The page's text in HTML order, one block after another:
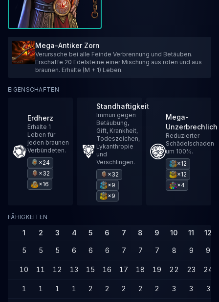
Mega-Antiker Zorn
Verursache bei alle Feinde Verbrennung und Betäuben.
Erschaffe 20 Edelsteine einer Mischung aus roten und aus
braunen. Erhalte (M + 1) Leben.
EIGENSCHAFTEN
Erdherz
Erhalte 1
Leben für
jeden braunen
Verbündeten.
×24
×32
×16
Standhaftigkeit
Immun gegen
Betäubung,
Gift, Krankheit,
Todeszeichen,
Lykanthropie
und
Verschlingen.
×32
×9
×9
Mega-
Unzerbrechlich
Reduzierter
Schädelschaden
um 100%.
×12
×12
×4
FÄHIGKEITEN
1 2 3 4 5 6 7 8 9 10 11 12
5 5 5 6 6 6 7 7 7 8 9 9
10 11 12 13 15 16 17 18 19 22 23 24
1 1 1 1 2 2 2 2 2 3 3 3